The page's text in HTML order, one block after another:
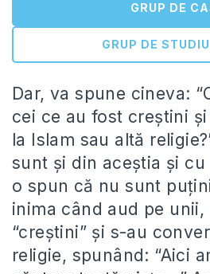
GRUP DE
GRUP DE
Dar, va spune cineva:
cei ce au fost creştini
la Islam sau altă
sunt şi din aceştia şi
o spun că nu sunt
inima când aud pe
“creştini” şi s-au
religie, spunând: “Aici